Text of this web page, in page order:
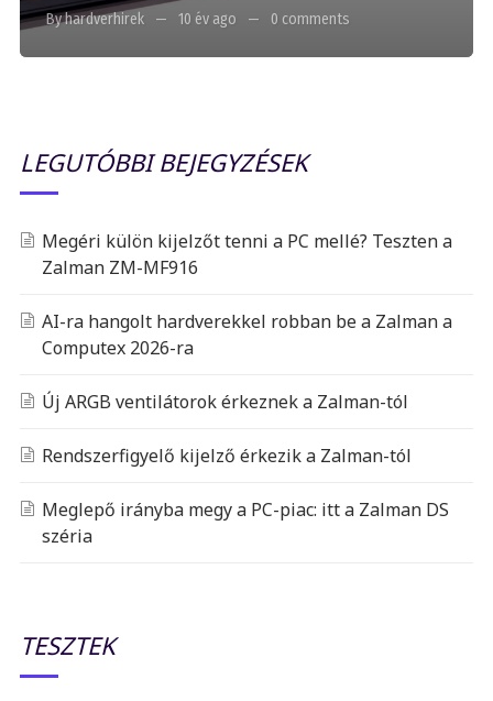
By hardverhirek 10 év ago 0 comments
LEGUTÓBBI BEJEGYZÉSEK
Megéri külön kijelzőt tenni a PC mellé? Teszten a
Zalman ZM-MF916
AI-ra hangolt hardverekkel robban be a Zalman a
Computex 2026-ra
Új ARGB ventilátorok érkeznek a Zalman-tól
Rendszerfigyelő kijelző érkezik a Zalman-tól
Meglepő irányba megy a PC-piac: itt a Zalman DS
széria
TESZTEK